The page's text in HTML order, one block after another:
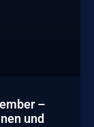
–
und